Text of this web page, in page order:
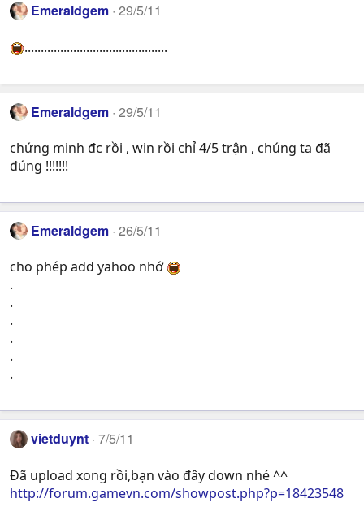
Emeraldgem 29/5/11
............................................
Emeraldgem 29/5/11
chứng minh đc rồi , win rồi chỉ 4/5 trận , chúng ta đã
đúng !!!!!!!
Emeraldgem 26/5/11
cho phép add yahoo nhớ
.
.
.
.
.
.
vietduynt 7/5/11
Đã upload xong rồi,bạn vào đây down nhé ^^
http://forum.gamevn.com/showpost.php?p=18423548